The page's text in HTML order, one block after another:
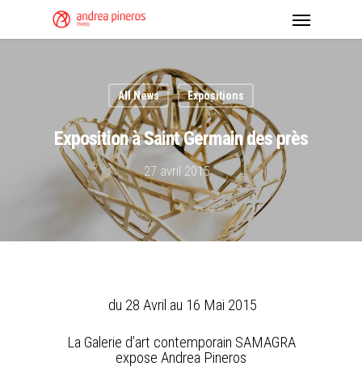
All News Expositions
Exposition à Saint Germain des près
27 avril 2015
du 28 Avril au 16 Mai 2015
La Galerie d’art contemporain SAMAGRA
expose Andrea Pineros